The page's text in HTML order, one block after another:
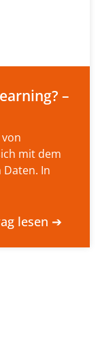
–
mit dem
In
lesen ➔